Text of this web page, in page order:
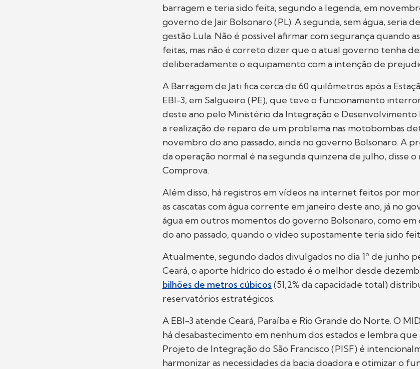
barragem e teria sido feita, segundo a legenda, em
governo de Jair Bolsonaro (PL). A segunda, sem água, seria
gestão Lula. Não é possível afirmar com segurança quando
feitas, mas não é correto dizer que o atual governo tenha
deliberadamente o equipamento com a intenção de
A Barragem de Jati fica cerca de 60 quilômetros após a
EBI-3, em Salgueiro (PE), que teve o funcionamento
deste ano pelo Ministério da Integração e Desenvolvimento
a realização de reparo de um problema nas motobombas
novembro do ano passado, ainda no governo Bolsonaro. A
da operação normal é na segunda quinzena de julho, disse o
Comprova.
Além disso, há registros em vídeos na internet feitos por
as cascatas com água corrente em janeiro deste ano, já no
água em outros momentos do governo Bolsonaro, como
do ano passado, quando o vídeo supostamente teria sido
Atualmente, segundo dados divulgados no dia 1º de junho
Ceará, o aporte hídrico do estado é o melhor desde
bilhões de metros cúbicos (51,2% da capacidade total)
reservatórios estratégicos.
A EBI-3 atende Ceará, Paraíba e Rio Grande do Norte. O
há desabastecimento em nenhum dos estados e lembra
Projeto de Integração do São Francisco (PISF) é
harmonizar as necessidades da bacia doadora e otimizar o